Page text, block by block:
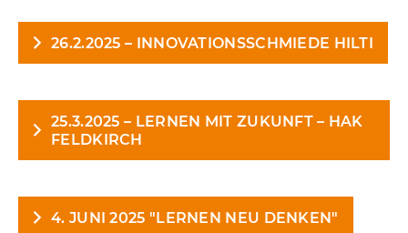
26.2.2025 – INNOVATIONSSCHMIEDE HILTI
25.3.2025 – LERNEN MIT ZUKUNFT – HAK
FELDKIRCH
4. JUNI 2025 "LERNEN NEU DENKEN"